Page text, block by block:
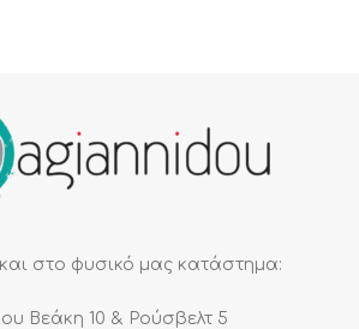
και στο φυσικό μας κατάστημα:
Βεάκη 10 & Ρούσβελτ 5